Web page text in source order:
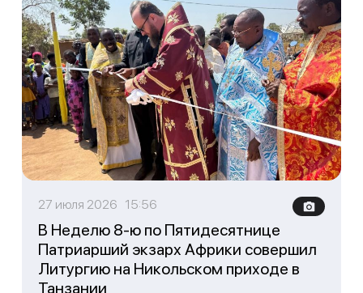
27 июля 2026 15:56
В Неделю 8-ю по Пятидесятнице
Патриарший экзарх Африки совершил
Литургию на Никольском приходе в
Танзании